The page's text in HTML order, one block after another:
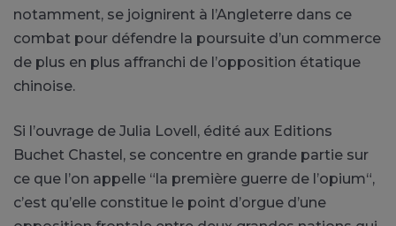
notamment, se joignirent à l’Angleterre dans ce
combat pour défendre la poursuite d’un commerce
de plus en plus affranchi de l’opposition étatique
chinoise.
Si l’ouvrage de Julia Lovell, édité aux Editions
Buchet Chastel, se concentre en grande partie sur
ce que l’on appelle “la première guerre de l’opium“,
c’est qu’elle constitue le point d’orgue d’une